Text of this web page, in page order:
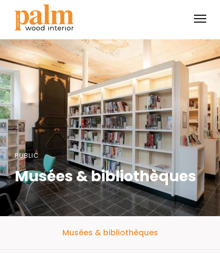
PUBLIC
Musées & bibliothèques
Musées & bibliothèques